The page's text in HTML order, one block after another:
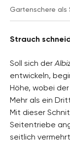
Gartenschere als
Strauch
Soll sich der
entwickeln,
Höhe, wobei
Mehr als ein
Mit dieser
Seitentriebe
seitlich